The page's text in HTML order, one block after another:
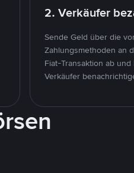
2. Verkäufer
Sende Geld über die
Zahlungsmethoden an
Fiat-Transaktion ab und
Verkäufer